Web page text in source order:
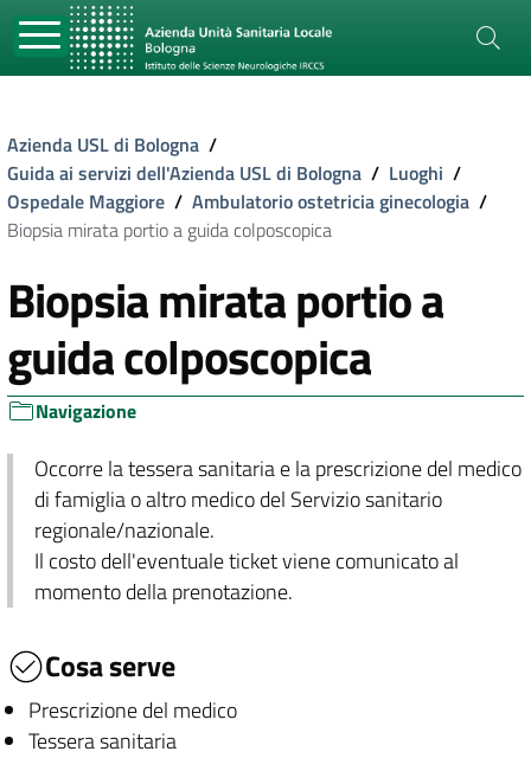
Azienda USL di Bologna /
Guida ai servizi dell'Azienda USL di Bologna / Luoghi /
Ospedale Maggiore / Ambulatorio ostetricia ginecologia /
Biopsia mirata portio a guida colposcopica
Biopsia mirata portio a
guida colposcopica
Navigazione
Occorre la tessera sanitaria e la prescrizione del medico
di famiglia o altro medico del Servizio sanitario
regionale/nazionale.
Il costo dell'eventuale ticket viene comunicato al
momento della prenotazione.
Cosa serve
Prescrizione del medico
Tessera sanitaria